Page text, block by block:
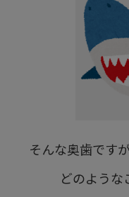
そんな奥歯です
どのような